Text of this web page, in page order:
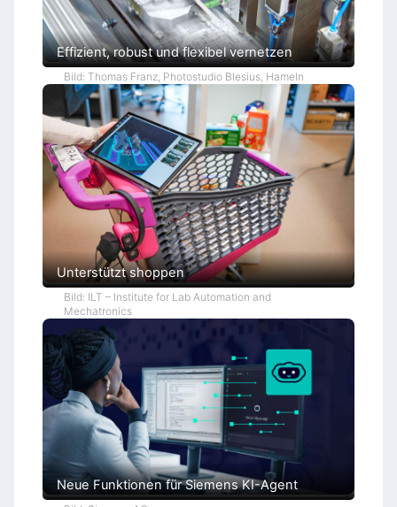
Effizient, robust und flexibel vernetzen
Bild: Thomas Franz, Photostudio Blesius, Hameln
Unterstützt shoppen
Bild: ILT – Institute for Lab Automation and
Mechatronics
Neue Funktionen für Siemens KI-Agent